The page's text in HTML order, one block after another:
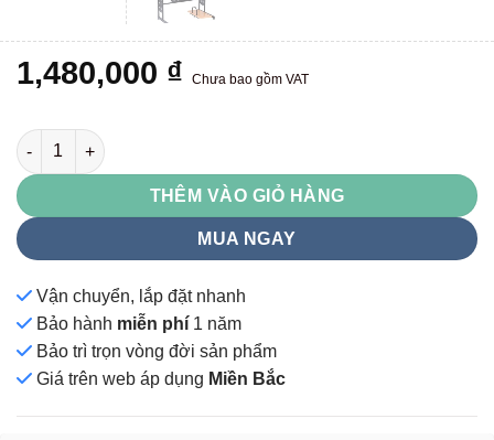
1,480,000 ₫ Chưa bao gồm VAT
BMT46 số lượng
THÊM VÀO GIỎ HÀNG
MUA NGAY
Vận chuyển, lắp đặt nhanh
Bảo hành miễn phí 1 năm
Bảo trì trọn vòng đời sản phẩm
Giá trên web áp dụng Miền Bắc